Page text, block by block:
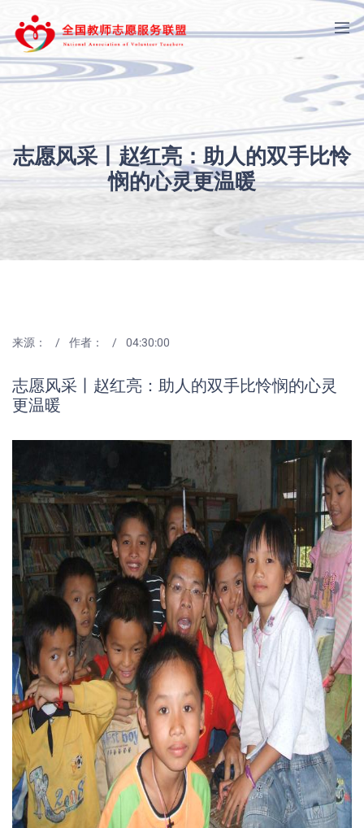
志愿风采丨赵红亮：助人的双手比怜
悯的心灵更温暖
来源： 作者： 04:30:00
志愿风采丨赵红亮：助人的双手比怜悯的心灵
更温暖